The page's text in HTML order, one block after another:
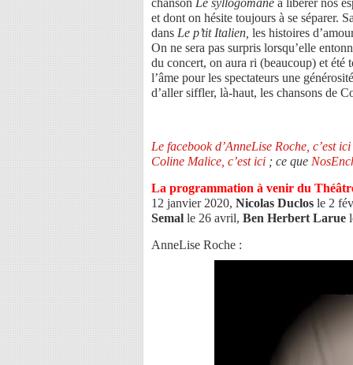
et dont on hésite toujours à se séparer.
dans Le p’tit Italien, les histoires
On ne sera pas surpris lorsqu’elle
du concert, on aura ri (beaucoup) et été
l’âme pour les spectateurs une
d’aller siffler, là-haut, les chansons de
Le facebook d’AnneLise Roche, c’est ici
Coline Malice, c’est ici ; ce que
La programmation à venir du
12 janvier 2020, Nicolas Duclos le 2
Semal le 26 avril, Ben Herbert Larue
AnneLise Roche :